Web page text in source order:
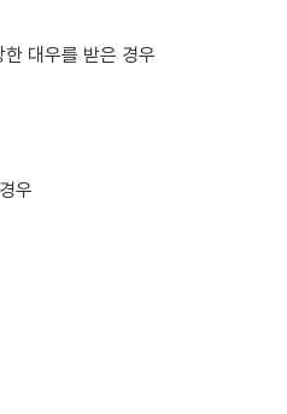
대우를 받은 경우
우